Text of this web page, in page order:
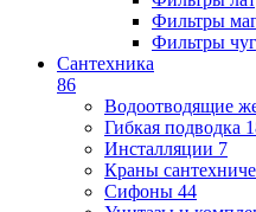
Фильтры
Фильтры
Сантехника
86
Водоотводящие
Гибкая подводка
Инсталляции 7
Краны
Сифоны 44